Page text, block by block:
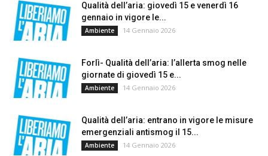
Qualità dell’aria: giovedì 15 e venerdì 16
gennaio in vigore le...
Ambiente 14 Gennaio 2026
Forlì- Qualità dell’aria: l’allerta smog nelle
giornate di giovedì 15 e...
Ambiente 14 Gennaio 2026
Qualità dell’aria: entrano in vigore le misure
emergenziali antismog il 15...
Ambiente 14 Gennaio 2026